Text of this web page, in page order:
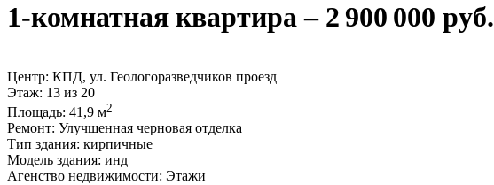
1-комнатная квартира‒ 2 900 000 руб.
Центр: КПД, ул. Геологоразведчиков проезд
Этаж: 13 из 20
Площадь: 41,9 м2
Ремонт: Улучшенная черновая отделка
Тип здания: кирпичные
Модель здания: инд
Агенство недвижимости: Этажи